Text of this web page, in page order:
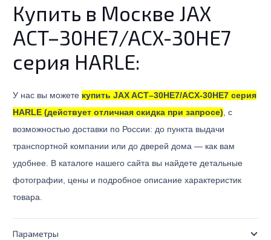
​Купить в Москве JAX
ACT–30HE7/ACX-30HE7
серия HARLE:
У нас вы можете купить JAX ACT–30HE7/ACX-30HE7 серия
HARLE (действует отличная скидка при запросе), с
возможностью доставки по России: до пункта выдачи
транспортной компании или до дверей дома — как вам
удобнее. В каталоге нашего сайта вы найдете детальные
фотографии, цены и подробное описание характеристик
товара.
Параметры